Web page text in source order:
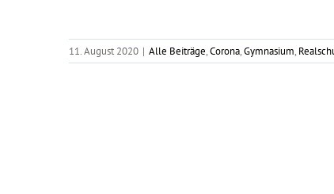
11. August 2020 | Alle Beiträge,Corona,Gymnasium,